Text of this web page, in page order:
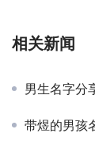
相关新闻
男生名字分
带煜的男孩